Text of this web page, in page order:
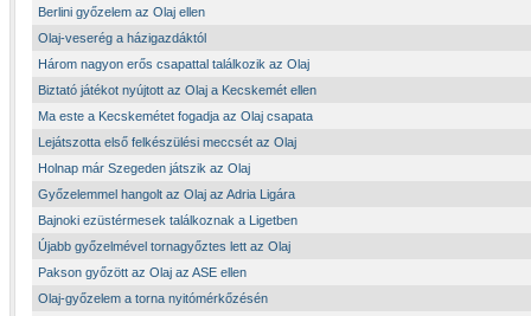
Berlini győzelem az Olaj ellen
Olaj-veserég a házigazdáktól
Három nagyon erős csapattal találkozik az Olaj
Biztató játékot nyújtott az Olaj a Kecskemét ellen
Ma este a Kecskemétet fogadja az Olaj csapata
Lejátszotta első felkészülési meccsét az Olaj
Holnap már Szegeden játszik az Olaj
Győzelemmel hangolt az Olaj az Adria Ligára
Bajnoki ezüstérmesek találkoznak a Ligetben
Újabb győzelmével tornagyőztes lett az Olaj
Pakson győzött az Olaj az ASE ellen
Olaj-győzelem a torna nyitómérkőzésén